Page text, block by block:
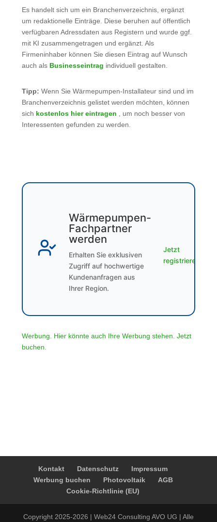
Es handelt sich um ein Branchenverzeichnis, ergänzt
um redaktionelle Einträge. Diese beruhen auf öffentlich
verfügbaren Adressdaten aus Registern und wurde ggf.
mit KI zusammengetragen und ergänzt. Als
Firmeninhaber können Sie diesen Eintrag auf Wunsch
auch als Businesseintrag individuell gestalten.
Tipp: Wenn Sie Wärmepumpen-Installateur sind und im
Branchenverzeichnis gelistet werden möchten, können
sich kostenlos hier eintragen , um noch besser von
Interessenten gefunden zu werden.
Wärmepumpen-
Fachpartner
werden
Erhalten Sie exklusiven
Zugriff auf hochwertige
Kundenanfragen aus
Ihrer Region.
Jetzt
registrieren
Werbung. Hier könnte auch Ihre Werbung stehen. Jetzt
buchen.
Kontakt Datenschutz
Impressum
Werbung buchen
Photovoltaik
AGB
Cookie-Richtlinie (EU)
Copyright 2025-2026 | Web24 Consulting AVO UG | Alle